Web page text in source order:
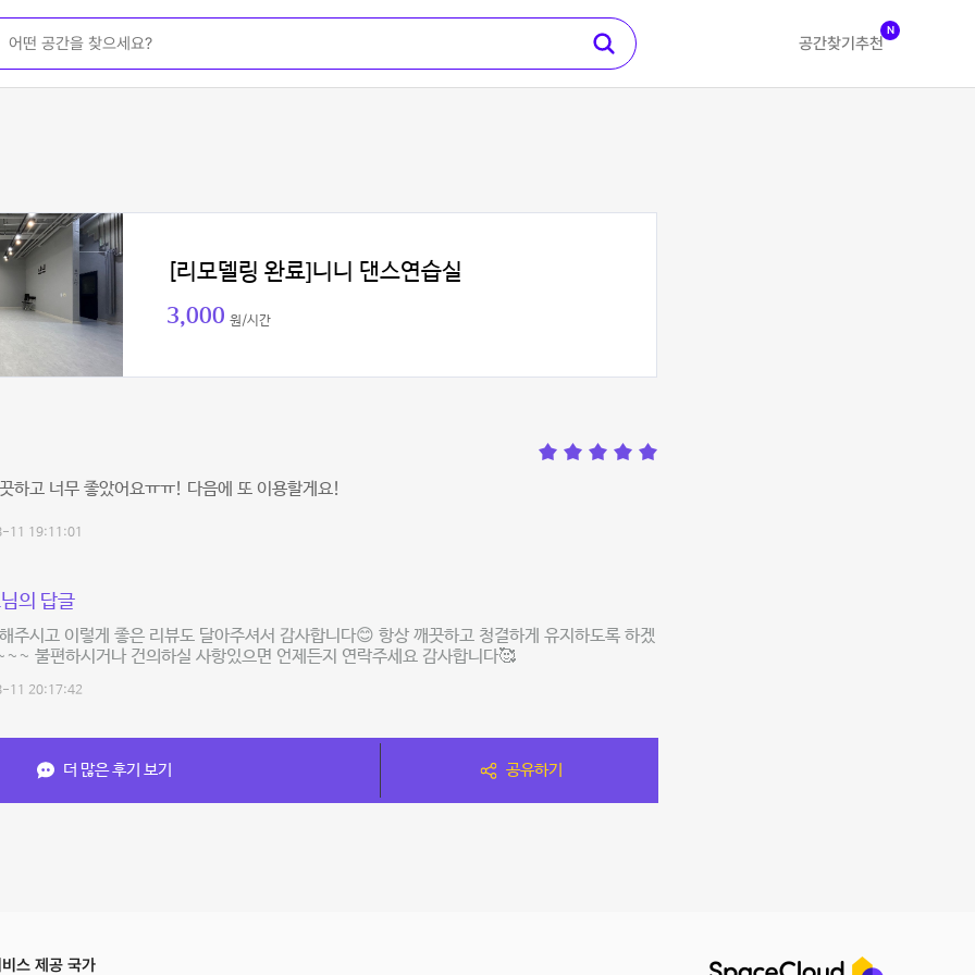
공간찾기 추천
N
[리모델링 완료]니니 댄스연습실
3,000 원/시간
하고 너무 좋았어요ㅠㅠ! 다음에 또 이용할게요!
11 19:11:01
의 답글
주시고 이렇게 좋은 리뷰도 달아주셔서 감사합니다😊 항상 깨끗하고 청결하게 유지하도록 하겠
불편하시거나 건의하실 사항있으면 언제든지 연락주세요 감사합니다🥰
11 20:17:42
더 많은 후기 보기 공유하기
스 제공 국가